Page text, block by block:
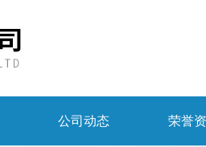
公司动态 荣誉